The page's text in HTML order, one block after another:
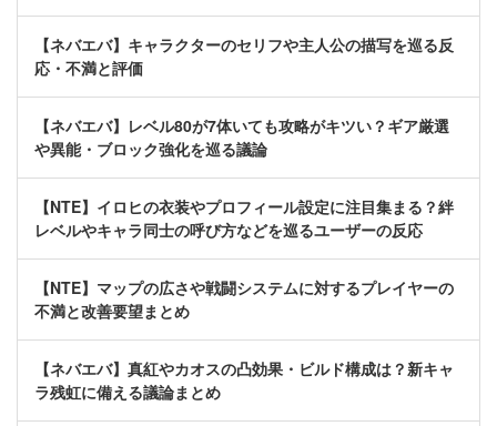
【ネバエバ】キャラクターのセリフや主人公の描写を巡る反
応・不満と評価
【ネバエバ】レベル80が7体いても攻略がキツい？ギア厳選
や異能・ブロック強化を巡る議論
【NTE】イロヒの衣装やプロフィール設定に注目集まる？絆
レベルやキャラ同士の呼び方などを巡るユーザーの反応
【NTE】マップの広さや戦闘システムに対するプレイヤーの
不満と改善要望まとめ
【ネバエバ】真紅やカオスの凸効果・ビルド構成は？新キャ
ラ残虹に備える議論まとめ